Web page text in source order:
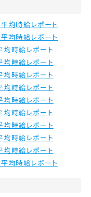
均時給レポート
均時給レポート
均時給レポート
均時給レポート
均時給レポート
均時給レポート
均時給レポート
均時給レポート
均時給レポート
均時給レポート
均時給レポート
均時給レポート